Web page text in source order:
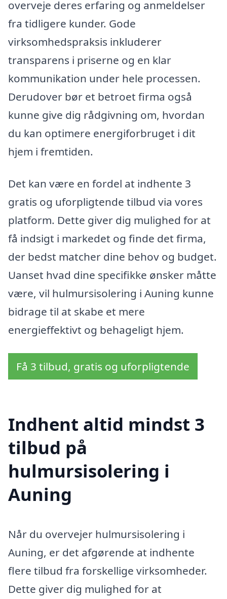
overveje deres erfaring og anmeldelser
fra tidligere kunder. Gode
virksomhedspraksis inkluderer
transparens i priserne og en klar
kommunikation under hele processen.
Derudover bør et betroet firma også
kunne give dig rådgivning om, hvordan
du kan optimere energiforbruget i dit
hjem i fremtiden.
Det kan være en fordel at indhente 3
gratis og uforpligtende tilbud via vores
platform. Dette giver dig mulighed for at
få indsigt i markedet og finde det firma,
der bedst matcher dine behov og budget.
Uanset hvad dine specifikke ønsker måtte
være, vil hulmursisolering i Auning kunne
bidrage til at skabe et mere
energieffektivt og behageligt hjem.
Få 3 tilbud, gratis og uforpligtende
Indhent altid mindst 3
tilbud på
hulmursisolering i
Auning
Når du overvejer hulmursisolering i
Auning, er det afgørende at indhente
flere tilbud fra forskellige virksomheder.
Dette giver dig mulighed for at